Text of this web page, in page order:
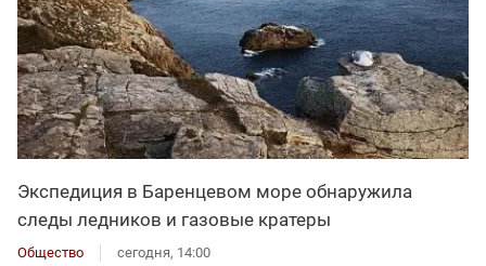
Экспедиция в Баренцевом море обнаружила
следы ледников и газовые кратеры
Общество сегодня, 14:00